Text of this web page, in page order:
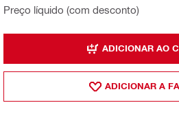
Preço líquido (com desconto)
ADICIONAR AO
ADICIONAR A